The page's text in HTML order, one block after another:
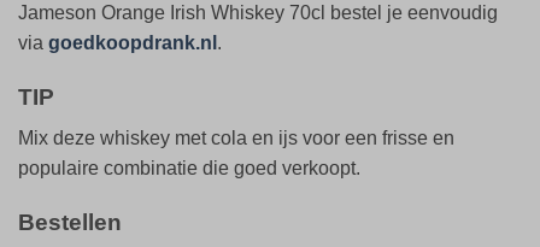
Jameson Orange Irish Whiskey 70cl bestel je eenvoudig
via goedkoopdrank.nl .
TIP
Mix deze whiskey met cola en ijs voor een frisse en
populaire combinatie die goed verkoopt.
Bestellen